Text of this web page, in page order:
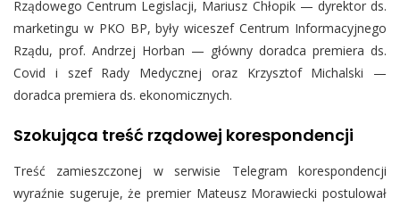
Rządowego Centrum Legislacji, Mariusz Chłopik — dyrektor ds.
marketingu w PKO BP, były wiceszef Centrum Informacyjnego
Rządu, prof. Andrzej Horban — główny doradca premiera ds.
Covid i szef Rady Medycznej oraz Krzysztof Michalski —
doradca premiera ds. ekonomicznych.
Szokująca treść rządowej korespondencji
Treść zamieszczonej w serwisie Telegram korespondencji
wyraźnie sugeruje, że premier Mateusz Morawiecki postulował